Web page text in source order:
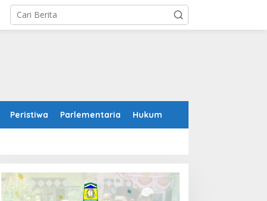
Peristiwa Parlementaria Hukum